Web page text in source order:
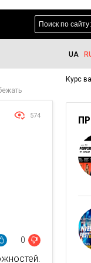
UA
574
0
Курс